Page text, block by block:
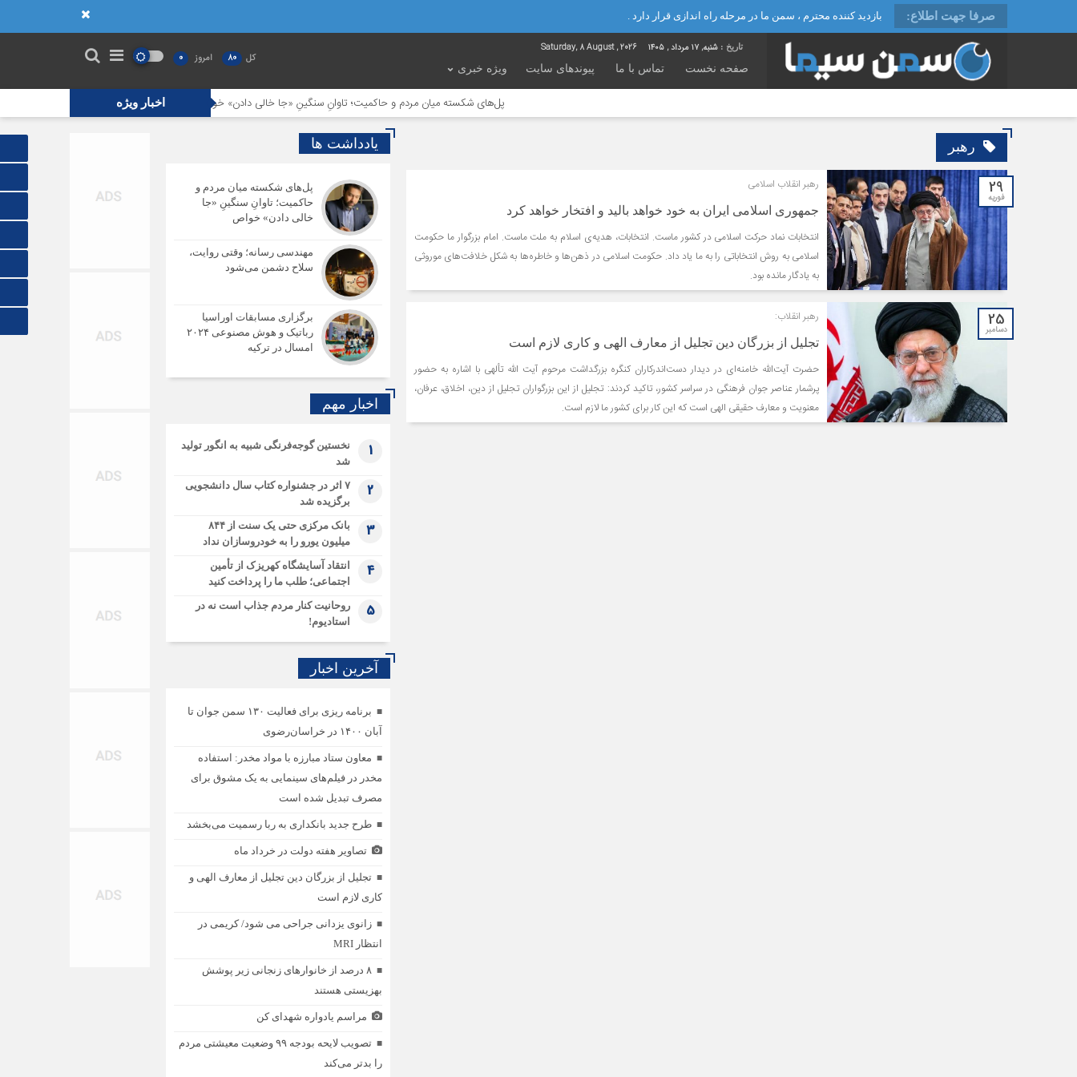
صرفا جهت اطلاع: بازدید کننده محترم ، سمن ما در مرحله راه اندازی قرار دارد .
تاریخ : شنبه, ۱۷ مرداد , ۱۴۰۵ Saturday, 8 August , 2026
صفحه نخست تماس با ما پیوندهای سایت ویژه خبری
کل 80 امروز 0
اخبار ویژه پل‌های شکسته میان مردم و حاکمیت؛ تاوانِ سنگینِ «جا خالی دادن» خواص مهندسی رسانه؛ وقتی روایت، سلاح دشمن
رهبر
29
فوریه
رهبر انقلاب اسلامی
جمهوری اسلامی ایران به خود خواهد بالید و افتخار خواهد کرد
انتخابات نماد حرکت اسلامی در کشور ماست. انتخابات، هدیه‌ی اسلام به ملت ماست. امام بزرگوار ما حکومت
اسلامی به روش انتخاباتی را به ما یاد داد. حکومت اسلامی در ذهن‌ها و خاطره‌ها به شکل خلافت‌های موروثی
به یادگار مانده بود.
25
دسامبر
رهبر انقلاب:
تجلیل از بزرگان دین تجلیل از معارف الهی و کاری لازم است
حضرت آیت‌الله خامنه‌ای در دیدار دست‌اندرکاران کنگره بزرگداشت مرحوم آیت الله تألهی با اشاره به حضور
پرشمار عناصر جوان فرهنگی در سراسر کشور، تاکید کردند: تجلیل از این بزرگواران تجلیل از دین، اخلاق، عرفان،
معنویت و معارف حقیقی الهی است که این کار برای کشور ما لازم است.
یادداشت ها
پل‌های شکسته میان مردم و
حاکمیت؛ تاوانِ سنگینِ «جا
خالی دادن» خواص
مهندسی رسانه؛ وقتی روایت،
سلاح دشمن می‌شود
برگزاری مسابقات اوراسیا
رباتیک و هوش مصنوعی ۲۰۲۴
امسال در ترکیه
اخبار مهم
1
نخستین گوجه‌فرنگی شبیه به انگور تولید
شد
2
۷ اثر در جشنواره کتاب سال دانشجویی
برگزیده شد
3
بانک مرکزی حتی یک سنت از ۸۴۴
میلیون یورو را به خودروسازان نداد
4
انتقاد آسایشگاه کهریزک از تأمین
اجتماعی؛ طلب ما را پرداخت کنید
5
روحانیت کنار مردم جذاب است نه در
استادیوم!
آخرین اخبار
برنامه ریزی برای فعالیت ۱۳۰ سمن جوان تا
آبان ۱۴۰۰ در خراسان‌‌رضوی
معاون ستاد مبارزه با مواد مخدر: استفاده
مخدر در فیلم‌های سینمایی به یک مشوق برای
مصرف تبدیل شده است
طرح جدید بانکداری به ربا رسمیت می‌بخشد
تصاویر هفته دولت در خرداد ماه
تجلیل از بزرگان دین تجلیل از معارف الهی و
کاری لازم است
زانوی یزدانی جراحی می شود/ کریمی در
انتظار MRI
۸ درصد از خانوارهای زنجانی زیر پوشش
بهزیستی هستند
مراسم یادواره شهدای کن
تصویب لایحه بودجه ۹۹ وضعیت معیشتی مردم
را بدتر می‌کند